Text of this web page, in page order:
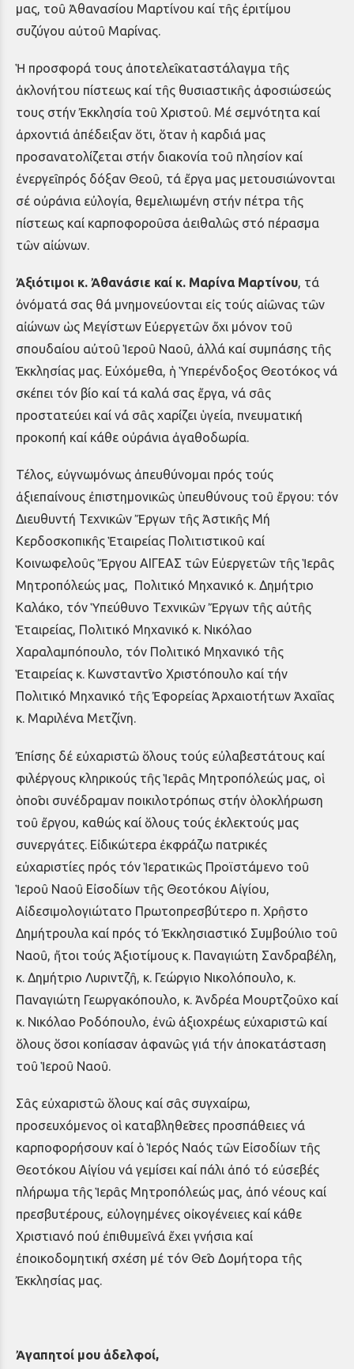
μας, τοῦ Ἀθανασίου Μαρτίνου καί τῆς ἐριτίμου
συζύγου αὐτοῦ Μαρίνας.
Ἡ προσφορά τους ἀποτελεῖ καταστάλαγμα τῆς
ἀκλονήτου πίστεως καί τῆς θυσιαστικῆς ἀφοσιώσεώς
τους στήν Ἐκκλησία τοῦ Χριστοῦ. Μέ σεμνότητα καί
ἀρχοντιά ἀπέδειξαν ὅτι, ὅταν ἡ καρδιά μας
προσανατολίζεται στήν διακονία τοῦ πλησίον καί
ἐνεργεῖ πρός δόξαν Θεοῦ, τά ἔργα μας μετουσιώνονται
σέ οὐράνια εὐλογία, θεμελιωμένη στήν πέτρα τῆς
πίστεως καί καρποφοροῦσα ἀειθαλῶς στό πέρασμα
τῶν αἰώνων.
Ἀξιότιμοι κ. Ἀθανάσιε καί κ. Μαρίνα Μαρτίνου, τά
ὀνόματά σας θά μνημονεύονται εἰς τούς αἰῶνας τῶν
αἰώνων ὡς Μεγίστων Εὐεργετῶν ὄχι μόνον τοῦ
σπουδαίου αὐτοῦ Ἱεροῦ Ναοῦ, ἀλλά καί συμπάσης τῆς
Ἐκκλησίας μας. Εὐχόμεθα, ἡ Ὑπερένδοξος Θεοτόκος νά
σκέπει τόν βίο καί τά καλά σας ἔργα, νά σᾶς
προστατεύει καί νά σᾶς χαρίζει ὑγεία, πνευματική
προκοπή καί κάθε οὐράνια ἀγαθοδωρία.
Τέλος, εὐγνωμόνως ἀπευθύνομαι πρός τούς
ἀξιεπαίνους ἐπιστημονικῶς ὑπευθύνους τοῦ ἔργου: τόν
Διευθυντή Τεχνικῶν Ἔργων τῆς Ἀστικῆς Μή
Κερδοσκοπικῆς Ἑταιρείας Πολιτιστικοῦ καί
Κοινωφελοῦς Ἔργου ΑΙΓΕΑΣ τῶν Εὐεργετῶν τῆς Ἱερᾶς
Μητροπόλεώς μας,
Πολιτικό Μηχανικό κ. Δημήτριο
Καλάκο, τόν Ὑπεύθυνο Τεχνικῶν Ἔργων τῆς αὐτῆς
Ἑταιρείας, Πολιτικό Μηχανικό κ. Νικόλαο
Χαραλαμπόπουλο, τόν Πολιτικό Μηχανικό τῆς
Ἑταιρείας κ. Κωνσταντῖνο Χριστόπουλο καί τήν
Πολιτικό Μηχανικό τῆς Ἐφορείας Ἀρχαιοτήτων Ἀχαΐας
κ. Μαριλένα Μετζίνη.
Ἐπίσης δέ εὐχαριστῶ ὅλους τούς εὐλαβεστάτους καί
φιλέργους κληρικούς τῆς Ἱερᾶς Μητροπόλεώς μας, οἱ
ὁποῖοι συνέδραμαν ποικιλοτρόπως στήν ὁλοκλήρωση
τοῦ ἔργου, καθώς καί ὅλους τούς ἐκλεκτούς μας
συνεργάτες. Εἰδικώτερα ἐκφράζω πατρικές
εὐχαριστίες πρός τόν Ἱερατικῶς Προϊστάμενο τοῦ
Ἱεροῦ Ναοῦ Εἰσοδίων τῆς Θεοτόκου Αἰγίου,
Αἰδεσιμολογιώτατο Πρωτοπρεσβύτερο π. Χρῆστο
Δημήτρουλα καί πρός τό Ἐκκλησιαστικό Συμβούλιο τοῦ
Ναοῦ, ἤτοι τούς Ἀξιοτίμους κ. Παναγιώτη Σανδραβέλη,
κ. Δημήτριο Λυριντζῆ, κ. Γεώργιο Νικολόπουλο, κ.
Παναγιώτη Γεωργακόπουλο, κ. Ἀνδρέα Μουρτζοῦχο καί
κ. Νικόλαο Ροδόπουλο, ἐνῶ ἀξιοχρέως εὐχαριστῶ καί
ὅλους ὅσοι κοπίασαν ἀφανῶς γιά τήν ἀποκατάσταση
τοῦ Ἱεροῦ Ναοῦ.
Σᾶς εὐχαριστῶ ὅλους καί σᾶς συγχαίρω,
προσευχόμενος οἱ καταβληθεῖσες προσπάθειες νά
καρποφορήσουν καί ὁ Ἱερός Ναός τῶν Εἰσοδίων τῆς
Θεοτόκου Αἰγίου νά γεμίσει καί πάλι ἀπό τό εὐσεβές
πλήρωμα τῆς Ἱερᾶς Μητροπόλεώς μας, ἀπό νέους καί
πρεσβυτέρους, εὐλογημένες οἰκογένειες καί κάθε
Χριστιανό πού ἐπιθυμεῖ νά ἔχει γνήσια καί
ἐποικοδομητική σχέση μέ τόν Θεῖο Δομήτορα τῆς
Ἐκκλησίας μας.
Ἀγαπητοί μου ἀδελφοί,